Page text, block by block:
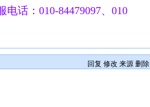
话：010-84479097、010
回复 修改 来源 删除